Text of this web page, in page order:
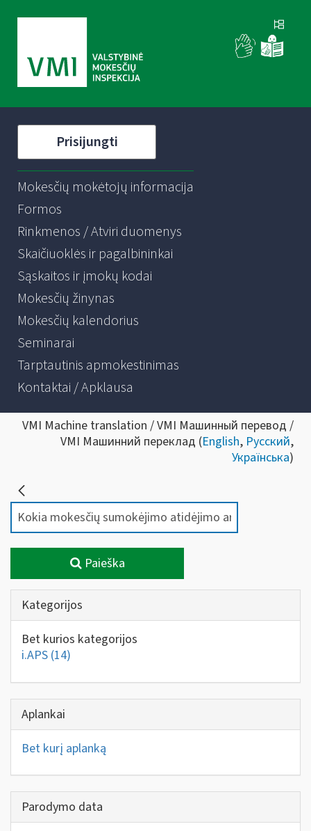
Prisijungti
Mokesčių mokėtojų informacija
Formos
Rinkmenos / Atviri duomenys
Skaičiuoklės ir pagalbininkai
Sąskaitos ir įmokų kodai
Mokesčių žinynas
Mokesčių kalendorius
Seminarai
Tarptautinis apmokestinimas
Kontaktai / Apklausa
VMI Machine translation / VMI Машинный перевод /
VMI Машинний переклад (English, Русский,
Українська)
Paieška
Kategorijos
Bet kurios kategorijos
i.APS (14)
Aplankai
Bet kurį aplanką
Parodymo data